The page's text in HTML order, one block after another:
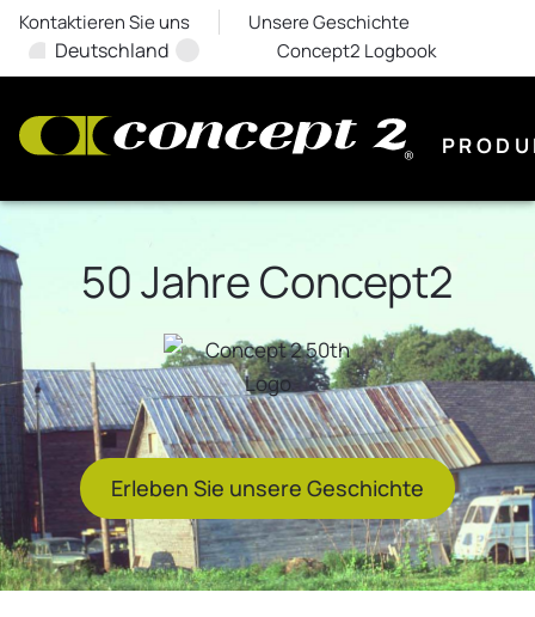
Kontaktieren Sie uns Unsere Geschichte
Deutschland Concept2 Logbook
50 Jahre Concept2
Erleben Sie unsere Geschichte